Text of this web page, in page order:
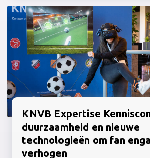
competities, waaronder de
zorgt ATPI er inmiddels voor het
op rij voor dat de reis, het verblijf
hospitality programma’s van
partners tot in de puntjes zijn
Champions League-finale, die in
wordt georganiseerd in Istanbul.
John Bergmann, Commercial
Sports Events van ATPI, over de
KNVB Expertise
duurzaamheid en nieuwe
technologieën om fan
verhogen